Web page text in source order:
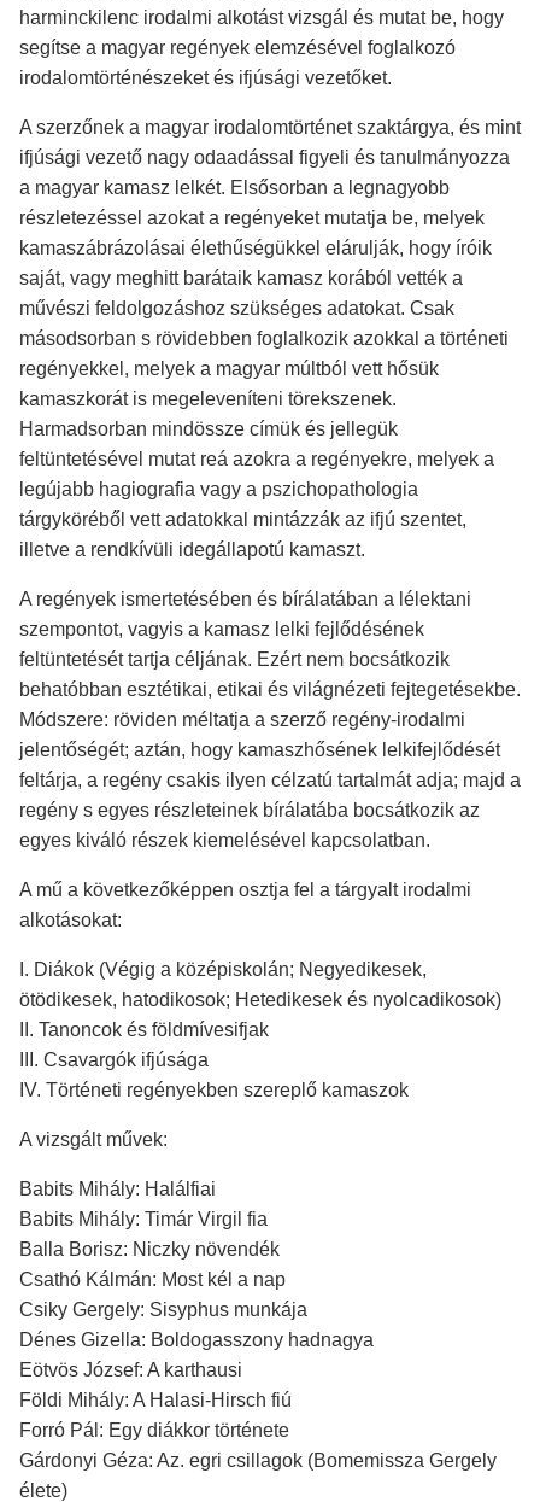
harminckilenc irodalmi alkotást vizsgál és mutat be, hogy
segítse a magyar regények elemzésével foglalkozó
irodalomtörténészeket és ifjúsági vezetőket.
A szerzőnek a magyar irodalomtörténet szaktárgya, és mint
ifjúsági vezető nagy odaadással figyeli és tanulmányozza
a magyar kamasz lelkét. Elsősorban a legnagyobb
részletezéssel azokat a regényeket mutatja be, melyek
kamaszábrázolásai élethűségükkel elárulják, hogy íróik
saját, vagy meghitt barátaik kamasz korából vették a
művészi feldolgozáshoz szükséges adatokat. Csak
másodsorban s rövidebben foglalkozik azokkal a történeti
regényekkel, melyek a magyar múltból vett hősük
kamaszkorát is megeleveníteni törekszenek.
Harmadsorban mindössze címük és jellegük
feltüntetésével mutat reá azokra a regényekre, melyek a
legújabb hagiografia vagy a pszichopathologia
tárgyköréből vett adatokkal mintázzák az ifjú szentet,
illetve a rendkívüli idegállapotú kamaszt.
A regények ismertetésében és bírálatában a lélektani
szempontot, vagyis a kamasz lelki fejlődésének
feltüntetését tartja céljának. Ezért nem bocsátkozik
behatóbban esztétikai, etikai és világnézeti fejtegetésekbe.
Módszere: röviden méltatja a szerző regény-irodalmi
jelentőségét; aztán, hogy kamaszhősének lelkifejlődését
feltárja, a regény csakis ilyen célzatú tartalmát adja; majd a
regény s egyes részleteinek bírálatába bocsátkozik az
egyes kiváló részek kiemelésével kapcsolatban.
A mű a következőképpen osztja fel a tárgyalt irodalmi
alkotásokat:
I. Diákok (Végig a középiskolán; Negyedikesek,
ötödikesek, hatodikosok; Hetedikesek és nyolcadikosok)
II. Tanoncok és földmívesifjak
III. Csavargók ifjúsága
IV. Történeti regényekben szereplő kamaszok
A vizsgált művek:
Babits Mihály: Halálfiai
Babits Mihály: Timár Virgil fia
Balla Borisz: Niczky növendék
Csathó Kálmán: Most kél a nap
Csiky Gergely: Sisyphus munkája
Dénes Gizella: Boldogasszony hadnagya
Eötvös József: A karthausi
Földi Mihály: A Halasi-Hirsch fiú
Forró Pál: Egy diákkor története
Gárdonyi Géza: Az. egri csillagok (Bomemissza Gergely
élete)